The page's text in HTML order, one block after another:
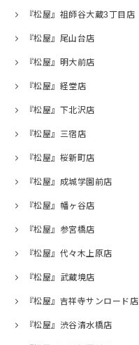
『松屋』祖師谷大蔵3丁目店
『松屋』尾山台店
『松屋』明大前店
『松屋』経堂店
『松屋』下北沢店
『松屋』三宿店
『松屋』桜新町店
『松屋』成城学園前店
『松屋』幡ヶ谷店
『松屋』参宮橋店
『松屋』代々木上原店
『松屋』武蔵境店
『松屋』吉祥寺サンロード店
『松屋』渋谷清水橋店